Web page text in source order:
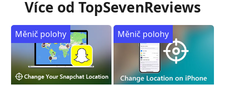
Více od TopSevenReviews
Měnič polohy Měnič polohy